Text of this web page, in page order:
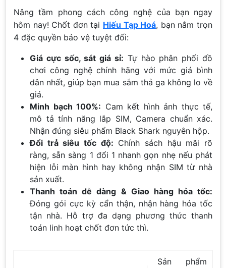
Nâng tầm phong cách công nghệ của bạn ngay
hôm nay! Chốt đơn tại Hiếu Tạp Hoá, bạn nắm trọn
4 đặc quyền bảo vệ tuyệt đối:
Giá cực sốc, sát giá sỉ: Tự hào phân phối đồ
chơi công nghệ chính hãng với mức giá bình
dân nhất, giúp bạn mua sắm thả ga không lo về
giá.
Minh bạch 100%: Cam kết hình ảnh thực tế,
mô tả tính năng lắp SIM, Camera chuẩn xác.
Nhận đúng siêu phẩm Black Shark nguyên hộp.
Đổi trả siêu tốc độ: Chính sách hậu mãi rõ
ràng, sẵn sàng 1 đổi 1 nhanh gọn nhẹ nếu phát
hiện lỗi màn hình hay không nhận SIM từ nhà
sản xuất.
Thanh toán dễ dàng & Giao hàng hỏa tốc:
Đóng gói cực kỳ cẩn thận, nhận hàng hỏa tốc
tận nhà. Hỗ trợ đa dạng phương thức thanh
toán linh hoạt chốt đơn tức thì.
Sản phẩm